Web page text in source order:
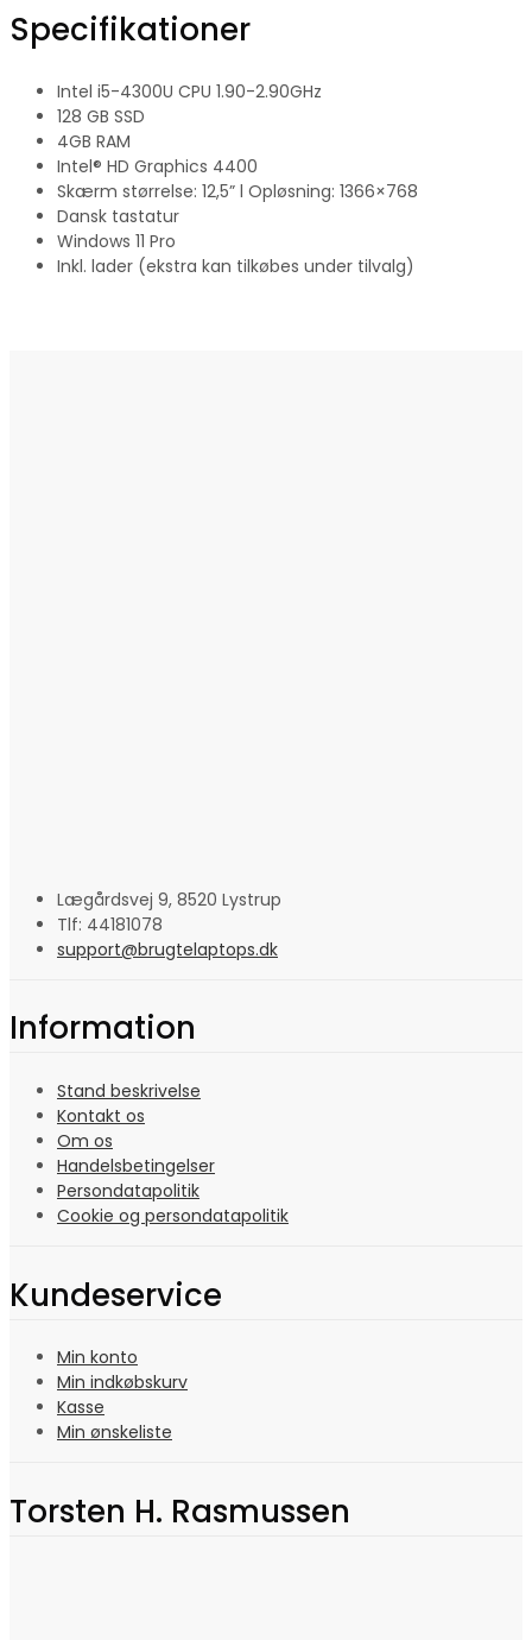
Specifikationer
Intel i5-4300U CPU 1.90-2.90GHz
128 GB SSD
4GB RAM
Intel® HD Graphics 4400
Skærm størrelse: 12,5” l Opløsning: 1366×768
Dansk tastatur
Windows 11 Pro
Inkl. lader (ekstra kan tilkøbes under tilvalg)
Lægårdsvej 9, 8520 Lystrup
Tlf: 44181078
support@brugtelaptops.dk
Information
Stand beskrivelse
Kontakt os
Om os
Handelsbetingelser
Persondatapolitik
Cookie og persondatapolitik
Kundeservice
Min konto
Min indkøbskurv
Kasse
Min ønskeliste
Torsten H. Rasmussen